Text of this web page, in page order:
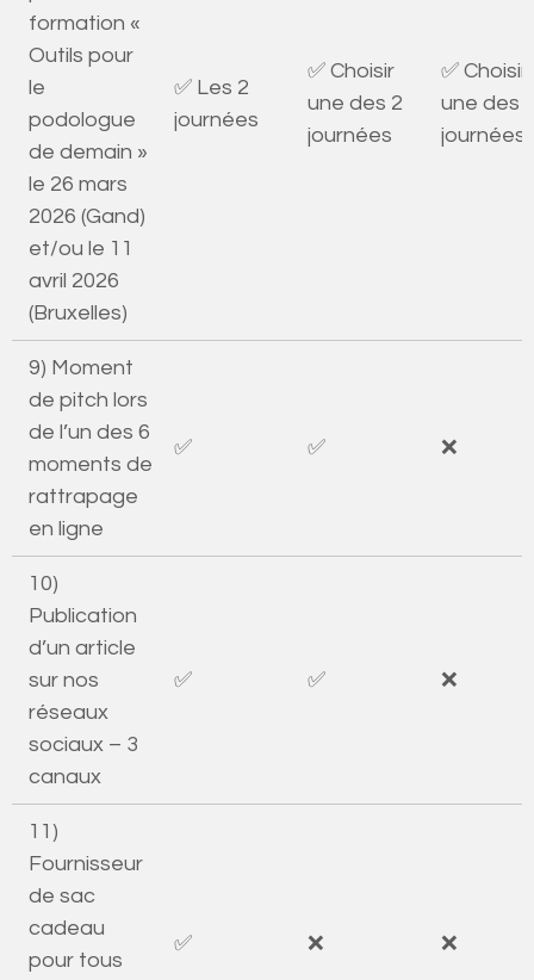
formation «
Outils pour
le
podologue
de demain »
le 26 mars
2026 (Gand)
et/ou le 11
avril 2026
(Bruxelles)
✅ Les 2
journées
✅ Choisir
une des 2
journées
✅ Choisir
une des
journées
9) Moment
de pitch lors
de l’un des 6
moments de
rattrapage
en ligne
✅ ✅ ❌
10)
Publication
d’un article
sur nos
réseaux
sociaux – 3
canaux
✅ ✅ ❌
11)
Fournisseur
de sac
cadeau
pour tous
✅ ❌ ❌